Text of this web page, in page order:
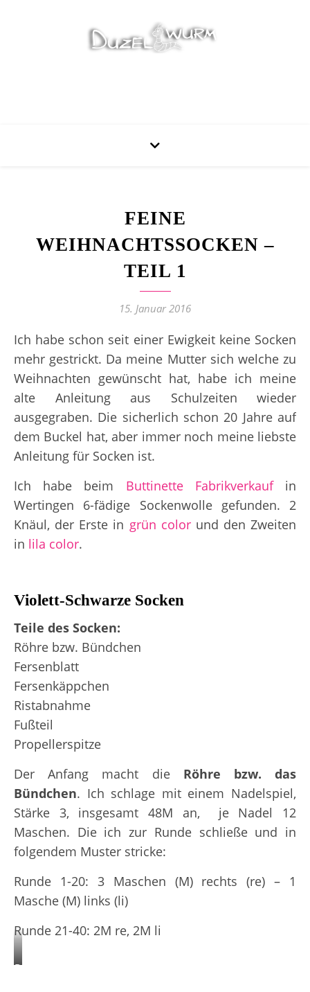
FEINE
WEIHNACHTSSOCKEN –
TEIL 1
15. Januar 2016
Ich habe schon seit einer Ewigkeit keine Socken
mehr gestrickt. Da meine Mutter sich welche zu
Weihnachten gewünscht hat, habe ich meine
alte Anleitung aus Schulzeiten wieder
ausgegraben. Die sicherlich schon 20 Jahre auf
dem Buckel hat, aber immer noch meine liebste
Anleitung für Socken ist.
Ich habe beim Buttinette Fabrikverkaufin
Wertingen 6-fädige Sockenwolle gefunden. 2
Knäul, der Erste in grün colorund den Zweiten
in lila color.
Violett-Schwarze Socken
Teile des Socken:
Röhre bzw. Bündchen
Fersenblatt
Fersenkäppchen
Ristabnahme
Fußteil
Propellerspitze
Der Anfang macht die Röhre bzw. das
Bündchen. Ich schlage mit einem Nadelspiel,
Stärke 3, insgesamt 48M an, je Nadel 12
Maschen. Die ich zur Runde schließe und in
folgendem Muster stricke:
Runde 1-20: 3 Maschen (M) rechts (re) – 1
Masche (M) links (li)
Runde 21-40: 2M re, 2M li
Bündchenmuster